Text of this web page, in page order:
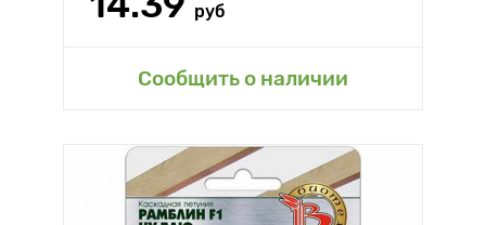
руб
Сообщить о наличии